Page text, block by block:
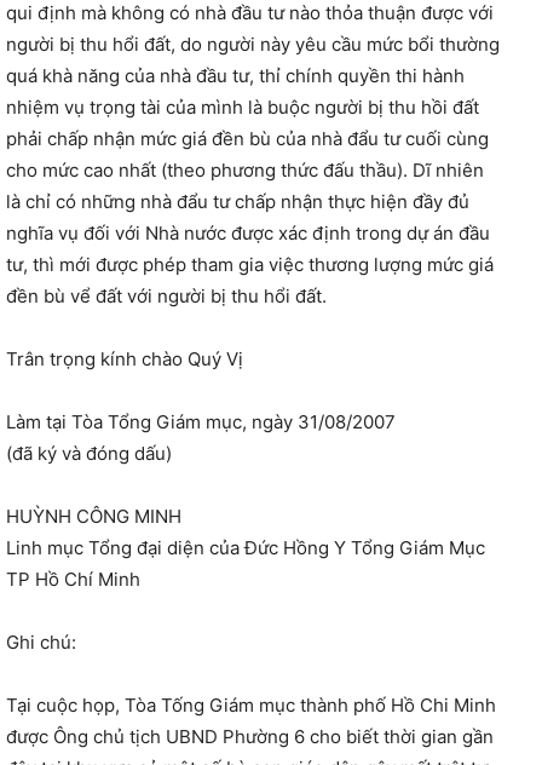
qui định mà không có nhà đầu tư nào thỏa thuận được với
người bị thu hổi đất, do người này yêu cầu mức bổi thường
quá khà năng của nhà đầu tư, thỉ chính quyền thi hành
nhiệm vụ trọng tài của mình là buộc người bị thu hồi đất
phải chấp nhận mức giá đền bù của nhà đẩu tư cuối cùng
cho mức cao nhất (theo phương thức đấu thầu). Dĩ nhiên
là chỉ có những nhà đẩu tư chấp nhận thực hiện đầy đủ
nghĩa vụ đối với Nhà nước được xác định trong dự án đầu
tư, thì mới được phép tham gia việc thương lượng mức giá
đền bù vể đất với người bị thu hổi đất.
Trân trọng kính chào Quý Vị
Làm tại Tòa Tổng Giám mục, ngày 31/08/2007
(đã ký và đóng dấu)
HUỲNH CÔNG MINH
Linh mục Tổng đại diện của Đức Hồng Y Tổng Giám Mục
TP Hồ Chí Minh
Ghi chú:
Tại cuộc họp, Tòa Tống Giám mục thành phố Hồ Chi Minh
được Ông chủ tịch UBND Phường 6 cho biết thời gian gần